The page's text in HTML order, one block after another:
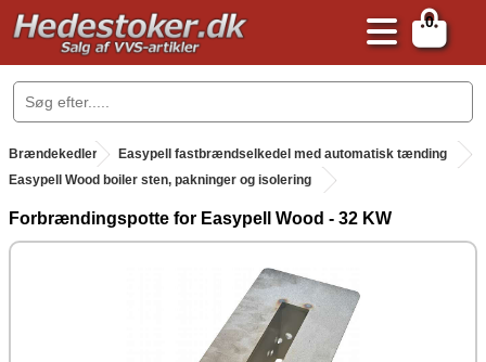
0
.
Brændekedler .
Easypell fastbrændselkedel med automatisk tænding
Easypell Wood boiler sten, pakninger og isolering
Forbrændingspotte for Easypell Wood - 32 KW